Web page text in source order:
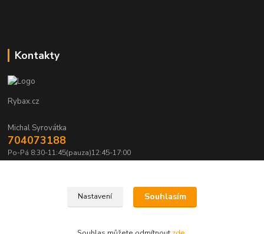
Kontakty
Rybax.cz
Michal Syrovátka
704073188
Po-Pá 8:30-11:45(pauza)12:45-17:00
Nastavení Souhlasím